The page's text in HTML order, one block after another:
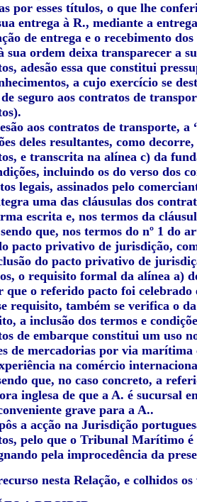
por esses títulos, o que lhe
entrega à R., mediante a
de entrega e o recebimento
sua ordem deixa transparecer a
adesão essa que constitui
a cujo exercício se
seguro aos contratos de
aos contratos de transporte,
deles resultantes, como
e transcrita na alínea c) da
incluindo os do verso dos
legais, assinados pelo
uma das cláusulas dos
escrita e, nos termos da
que, nos termos do nº 1 do
pacto privativo de jurisdição,
do pacto privativo de
o requisito formal da alínea a)
que o referido pacto foi
requisito, também se verifica o
a inclusão dos termos e
de embarque constitui um uso
de mercadorias por via
na comércio
que, no caso concreto, a
inglesa de que a A. é sucursal
grave para a A..
a acção na Jurisdição
pelo que o Tribunal Marítimo
pela improcedência da
nesta Relação, e colhidos